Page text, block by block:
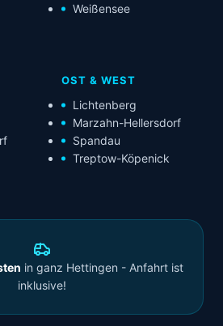
Weißensee
OST & WEST
Lichtenberg
Marzahn-Hellersdorf
Spandau
Treptow-Köpenick
in ganz Hettingen - Anfahrt ist
inklusive!